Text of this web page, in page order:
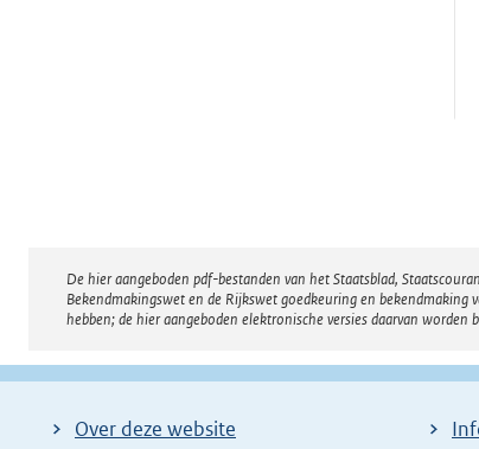
Disclaimer
De hier aangeboden pdf-bestanden van het Staatsblad,
Bekendmakingswet en de Rijkswet goedkeuring en
hebben; de hier aangeboden elektronische versies daarvan worden
Over deze website